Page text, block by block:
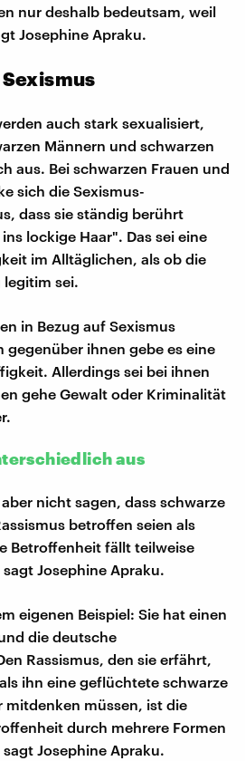
nur deshalb bedeutsam, weil
Josephine Apraku.
auch stark sexualisiert,
Männern und schwarzen
aus. Bei schwarzen Frauen und
sich die Sexismus-
dass sie ständig berührt
lockige Haar". Das sei eine
im Alltäglichen, als ob die
sei.
in Bezug auf Sexismus
gegenüber ihnen gebe es eine
Allerdings sei bei ihnen
gehe Gewalt oder Kriminalität
aus
nicht sagen, dass schwarze
betroffen seien als
Betroffenheit fällt teilweise
Josephine Apraku.
eigenen Beispiel: Sie hat einen
die deutsche
Rassismus, den sie erfährt,
ihn eine geflüchtete schwarze
mitdenken müssen, ist die
durch mehrere Formen
Josephine Apraku.